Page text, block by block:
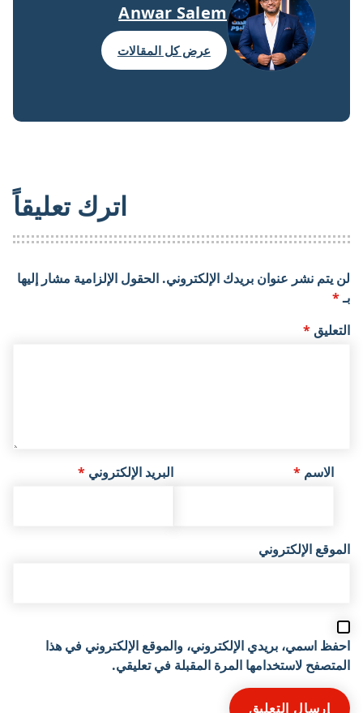
Anwar Salem
عرض كل المقالات
اترك تعليقاً
لن يتم نشر عنوان بريدك الإلكتروني. الحقول الإلزامية مشار إليها
بـ*
التعليق*
الاسم * البريد الإلكتروني *
الموقع الإلكتروني
احفظ اسمي، بريدي الإلكتروني، والموقع الإلكتروني في هذا
المتصفح لاستخدامها المرة المقبلة في تعليقي.